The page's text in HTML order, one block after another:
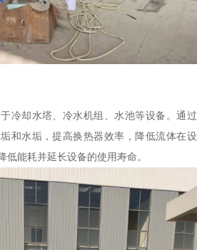
冷却水塔、冷水机组、水池等设备。通过
和水垢，提高换热器效率，降低流体在设
低能耗并延长设备的使用寿命。